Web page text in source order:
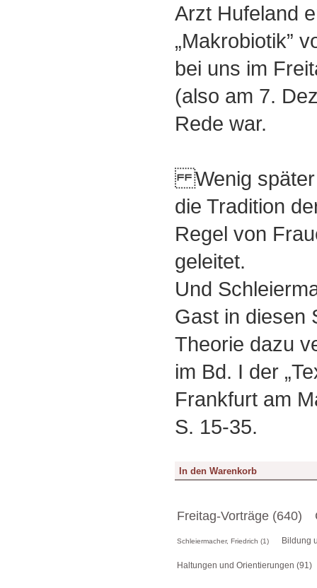
Arzt Hufeland
„Makrobiotik”
bei uns im
(also am 7.
Rede war.
Wenig später
die Tradition
Regel von
geleitet.
Und
Gast in diesen
Theorie dazu
im Bd. I der
Frankfurt am
S. 15-35.
Freitag-Vorträge (640)
Schleiermacher, Friedrich (1) Bildung
Haltungen und Orientierungen (91)